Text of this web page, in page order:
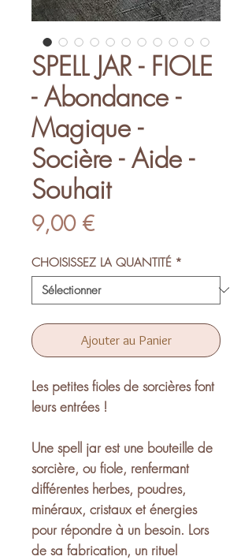
SPELL JAR - FIOLE
- Abondance -
Magique -
Socière - Aide -
Souhait
9,00 €Prix
CHOISISSEZ LA QUANTITÉ *
Ajouter au Panier
Les petites fioles de sorcières font
leurs entrées !
Une spell jar est une bouteille de
sorcière, ou fiole, renfermant
différentes herbes, poudres,
minéraux, cristaux et énergies
pour répondre à un besoin. Lors
de sa fabrication, un rituel